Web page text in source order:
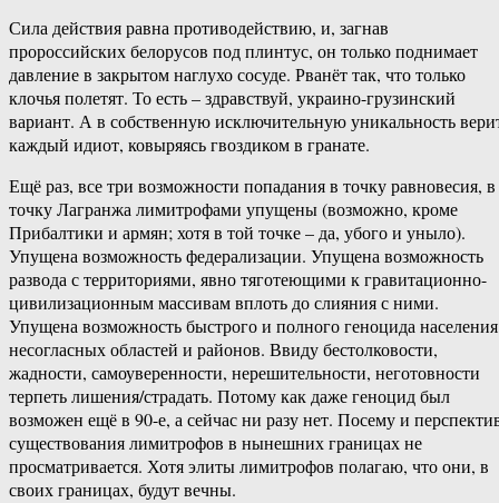
Сила действия равна противодействию, и, загнав
пророссийских белорусов под плинтус, он только поднимает
давление в закрытом наглухо сосуде. Рванёт так, что только
клочья полетят. То есть – здравствуй, украино-грузинский
вариант. А в собственную исключительную уникальность
каждый идиот, ковыряясь гвоздиком в гранате.
Ещё раз, все три возможности попадания в точку равновесия, в
точку Лагранжа лимитрофами упущены (возможно, кроме
Прибалтики и армян; хотя в той точке – да, убого и уныло).
Упущена возможность федерализации. Упущена возможность
развода с территориями, явно тяготеющими к гравитационно-
цивилизационным массивам вплоть до слияния с ними.
Упущена возможность быстрого и полного геноцида населения
несогласных областей и районов. Ввиду бестолковости,
жадности, самоуверенности, нерешительности, неготовности
терпеть лишения/страдать. Потому как даже геноцид был
возможен ещё в 90-е, а сейчас ни разу нет. Посему и
существования лимитрофов в нынешних границах не
просматривается. Хотя элиты лимитрофов полагаю, что они, в
своих границах, будут вечны.